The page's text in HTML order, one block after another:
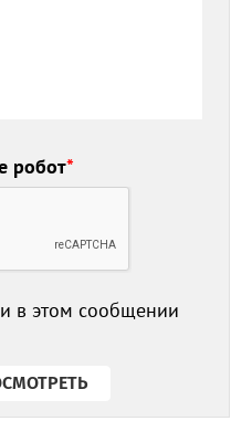
робот*
в этом сообщении